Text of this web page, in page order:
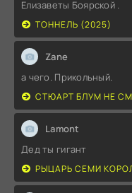
Елизаветы Боярской .
ТОННЕЛЬ (2025)
Zane
а чего. Прикольный.
СТЮАРТ БЛУМ НЕ
Lamont
Дед ты гигант
РЫЦАРЬ СЕМИ